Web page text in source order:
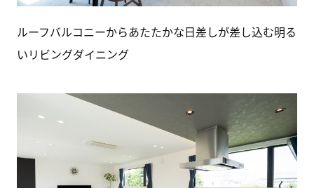
ルーフバルコニーからあたたかな日差しが差し込む明る
いリビングダイニング